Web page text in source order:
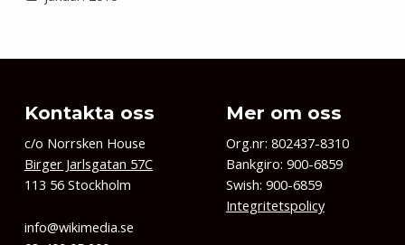
Kontakta oss
c/o Norrsken House
Birger Jarlsgatan 57C
113 56 Stockholm
info@wikimedia.se
Mer om oss
Org.nr: 802437-8310
Bankgiro: 900-6859
Swish: 900-6859
Integritetspolicy